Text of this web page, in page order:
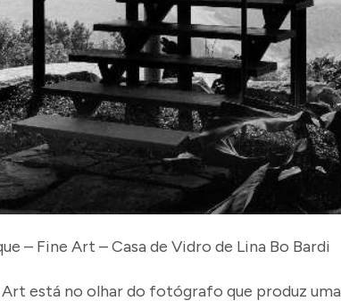
– Fine Art – Casa de Vidro de Lina Bo Bardi
está no olhar do fotógrafo que produz uma